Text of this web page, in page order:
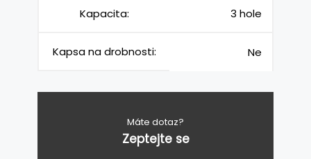
Kapacita: 3 hole
Kapsa na drobnosti: Ne
Máte dotaz?
Zeptejte se